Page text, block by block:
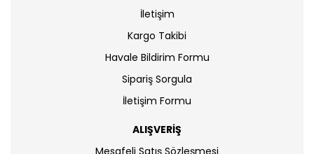
İletişim
Kargo Takibi
Havale Bildirim Formu
Sipariş Sorgula
İletişim Formu
ALIŞVERİŞ
Mesafeli Satış Sözleşmesi